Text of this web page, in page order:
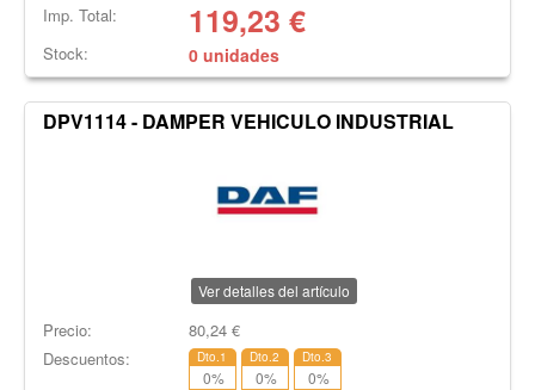
Imp. Total: 119,23 €
Stock: 0 unidades
DPV1114 - DAMPER VEHICULO INDUSTRIAL
Ver detalles del artículo
Precio: 80,24€
Descuentos:
Dto.1
0%
Dto.2
0%
Dto.3
0%